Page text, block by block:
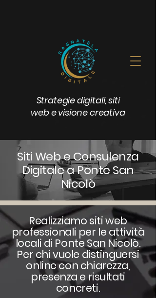
Strategie digitali, siti
web e visione creativa
Siti Web e Consulenza
Digitale a Ponte San
Nicolò
Realizziamo siti web
professionali per le attività
locali di Ponte San Nicolò.
Per chi vuole distinguersi
online con chiarezza,
presenza e risultati
concreti.